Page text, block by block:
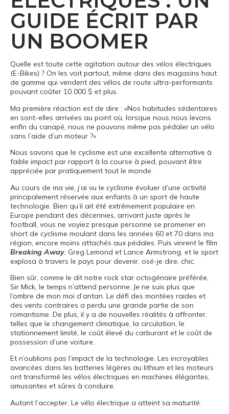
GUIDE ÉCRIT PAR
UN BOOMER
Quelle est toute cette agitation autour des vélos électriques
(E-Bikes) ? On les voit partout, même dans des magasins haut
de gamme qui vendent des vélos de route ultra-performants
pouvant coûter 10 000 $ et plus.
Ma première réaction est de dire : «Nos habitudes sédentaires
en sont-elles arrivées au point où, lorsque nous nous levons
enfin du canapé, nous ne pouvons même pas pédaler un vélo
sans l’aide d’un moteur ?»
Nous savons que le cyclisme est une excellente alternative à
faible impact par rapport à la course à pied, pouvant être
appréciée par pratiquement tout le monde.
Au cours de ma vie, j’ai vu le cyclisme évoluer d’une activité
principalement réservée aux enfants à un sport de haute
technologie. Bien qu’il ait été extrêmement populaire en
Europe pendant des décennies, arrivant juste après le
football, vous ne voyiez presque personne se promener en
short de cyclisme moulant dans les années 60 et 70 dans ma
région, encore moins attachés aux pédales. Puis vinrent le film
Breaking Away , Greg Lemond et Lance Armstrong, et le sport
explosa à travers le pays pour devenir, osé-je dire, chic.
Bien sûr, comme le dit notre rock star octogénaire préférée,
Sir Mick, le temps n’attend personne. Je ne suis plus que
l’ombre de mon moi d’antan. Le défi des montées raides et
des vents contraires a perdu une grande partie de son
romantisme. De plus, il y a de nouvelles réalités à affronter,
telles que le changement climatique, la circulation, le
stationnement limité, le coût élevé du carburant et le coût de
possession d’une voiture.
Et n’oublions pas l’impact de la technologie. Les incroyables
avancées dans les batteries légères au lithium et les moteurs
ont transformé les vélos électriques en machines élégantes,
amusantes et sûres à conduire.
Autant l’accepter. Le vélo électrique a atteint sa maturité.